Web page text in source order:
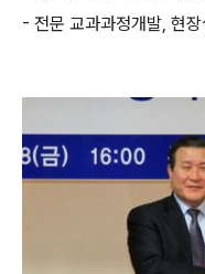
- 전문 교과과정개발, 현